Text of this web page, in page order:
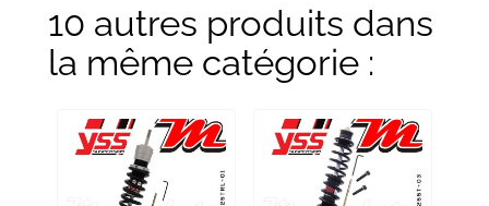
10 autres produits dans
la même catégorie :